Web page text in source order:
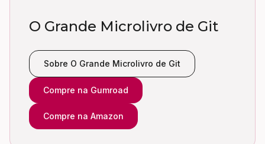
O Grande Microlivro de Git
Sobre O Grande Microlivro de Git
Compre na Gumroad
Compre na Amazon